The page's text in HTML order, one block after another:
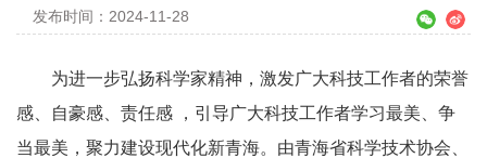
发布时间：2024-11-28
为进一步弘扬科学家精神，激发广大科技工作者的荣誉
感、自豪感、责任感 ，引导广大科技工作者学习最美、争
当最美，聚力建设现代化新青海。由青海省科学技术协会、